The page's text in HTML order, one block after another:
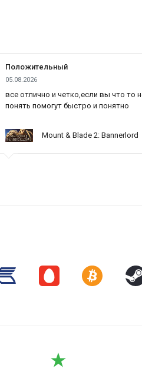
Положительный
05.08.2026
все отлично и четко,если вы что то
понять помогут быстро и понятно
Mount & Blade 2: Bannerlord